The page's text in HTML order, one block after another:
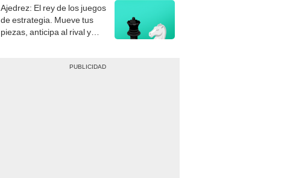
Ajedrez: El rey de los juegos
de estrategia. Mueve tus
piezas, anticipa al rival y